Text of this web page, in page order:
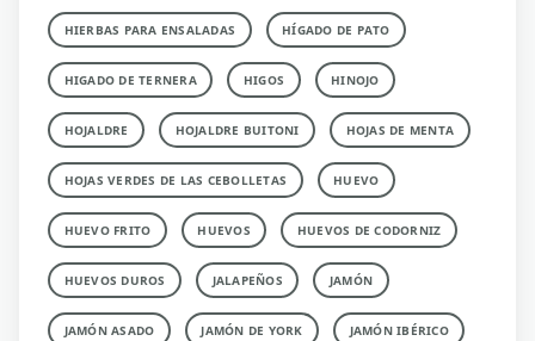
HIERBAS PARA ENSALADAS HÍGADO DE PATO
HIGADO DE TERNERA HIGOS HINOJO
HOJALDRE HOJALDRE BUITONI HOJAS DE MENTA
HOJAS VERDES DE LAS CEBOLLETAS HUEVO
HUEVO FRITO HUEVOS HUEVOS DE CODORNIZ
HUEVOS DUROS JALAPEÑOS JAMÓN
JAMÓN ASADO JAMÓN DE YORK JAMÓN IBÉRICO